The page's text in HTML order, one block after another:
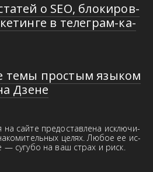
о SEO, бло­ки­ров­
в те­ле­грам-ка­
темы простым языком
Дзене
сайте предоставлена иск­­лю­­чи­­
це­лях. Лю­бое ее ис­
— сугубо на ваш страх и риск.